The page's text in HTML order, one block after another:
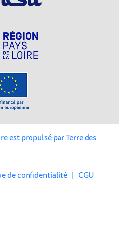
est propulsé parTerre des
de confidentialité | CGU